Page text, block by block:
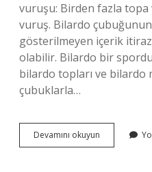
vuruşu: Birden fazla
vuruş. Bilardo çubuğunun
gösterilmeyen içerik
olabilir. Bilardo bir
bilardo topları ve bilardo
çubuklarla…
Devamını okuyun
Masasına